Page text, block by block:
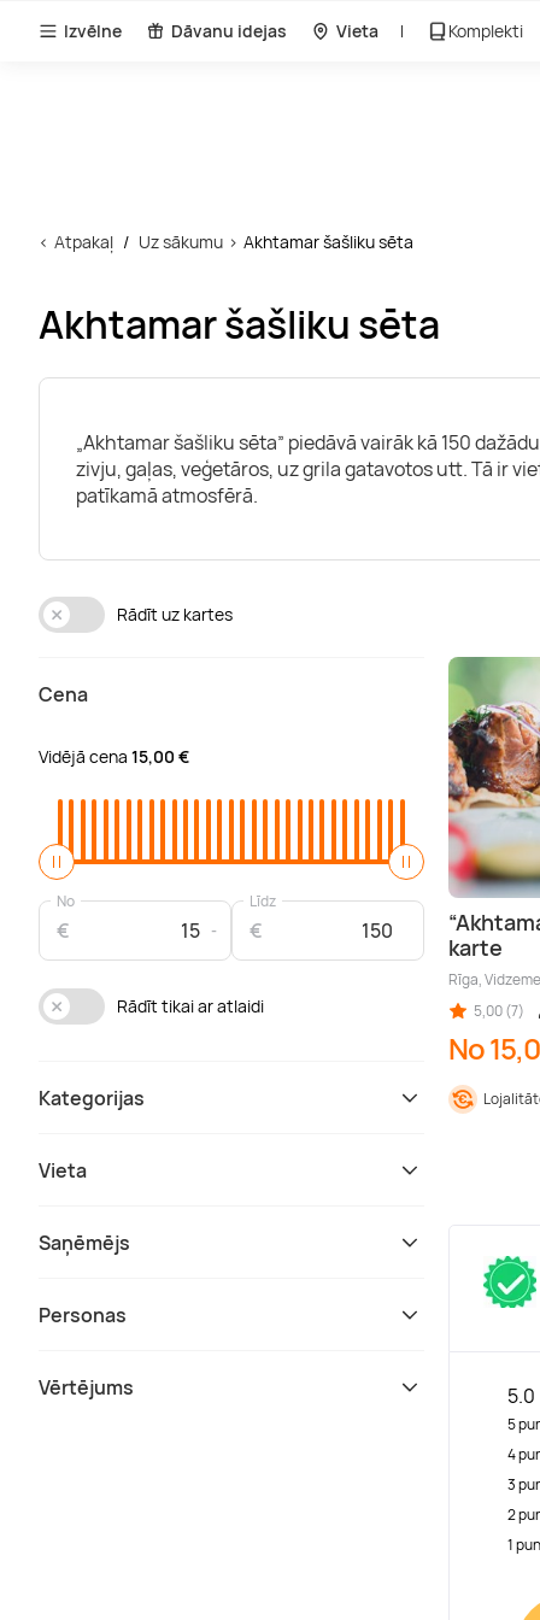
Izvēlne Dāvanu idejas Vieta Komplekti
Atpakaļ Uz sākumu Akhtamar šašliku sēta
Akhtamar šašliku sēta
„Akhtamar šašliku sēta” piedāvā vairāk kā 150
zivju, gaļas, veģetāros, uz grila gatavotos utt. Tā ir
patīkamā atmosfērā.
Rādīt uz kartes
Cena
Vidējā cena 15,00 €
No
€
Līdz
€
Rādīt tikai ar atlaidi
Kategorijas
Vieta
Saņēmējs
Personas
Vērtējums
karte
Rīga, Vidzeme
5,00 (7)
No
5.0
5
4
3
2
1